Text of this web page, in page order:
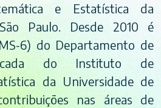
e Estatística da
Paulo. Desde 2010 é
6) do Departamento de
do Instituto de
da Universidade de
nas áreas de